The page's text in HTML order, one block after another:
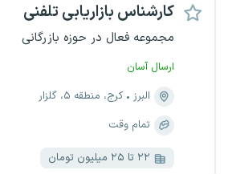
کارشناس بازاریابی تلفنی
مجموعه فعال در حوزه بازرگانی
ارسال آسان
البرز
کرج، منطقه ۵، گلزار
تمام وقت
۲۲ تا ۲۵ میلیون تومان